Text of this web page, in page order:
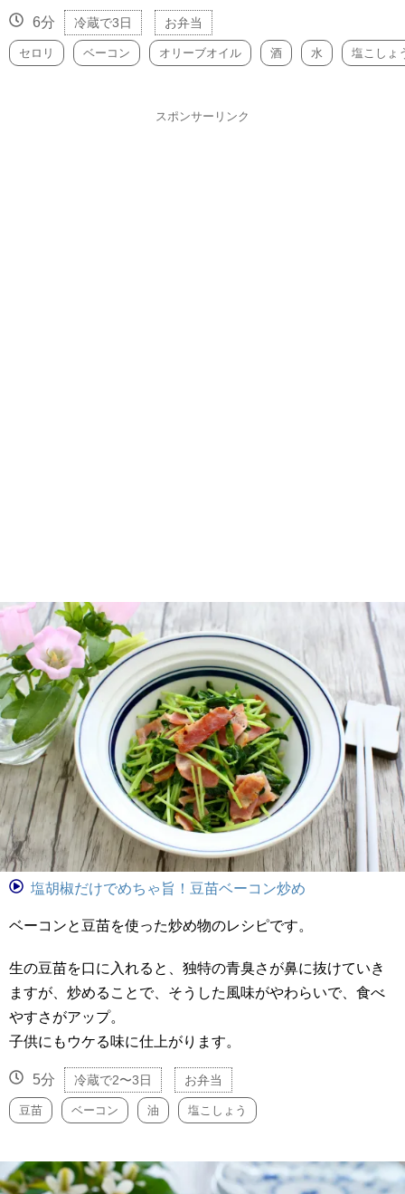
6分 冷蔵で3日 お弁当
セロリ ベーコン オリーブオイル 酒 水 塩こしょ
スポンサーリンク
塩胡椒だけでめちゃ旨！豆苗ベーコン炒め
ベーコンと豆苗を使った炒め物のレシピです。
生の豆苗を口に入れると、独特の青臭さが鼻に抜けていき
ますが、炒めることで、そうした風味がやわらいで、食べ
やすさがアップ。
子供にもウケる味に仕上がります。
5分 冷蔵で2〜3日 お弁当
豆苗 ベーコン 油 塩こしょう